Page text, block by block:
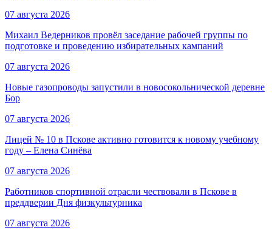
07 августа 2026
Михаил Ведерников провёл заседание рабочей группы по
подготовке и проведению избирательных кампаний
07 августа 2026
Новые газопроводы запустили в новосокольнической деревне
Бор
07 августа 2026
Лицей № 10 в Пскове активно готовится к новому учебному
году – Елена Синёва
07 августа 2026
Работников спортивной отрасли чествовали в Пскове в
преддверии Дня физкультурника
07 августа 2026